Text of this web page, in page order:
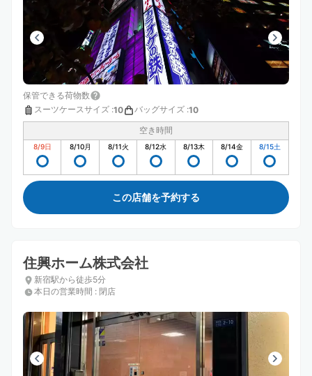
保管できる荷物数
スーツケースサイズ :10 バッグサイズ :10
空き時間
8/9日 8/10月 8/11火 8/12水 8/13木 8/14金 8/15土
この店舗を予約する
住興ホーム株式会社
新宿駅から徒歩5分
本日の営業時間 : 閉店